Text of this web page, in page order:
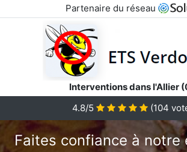
Partenaire du réseau
Interventions dans l'Allier
4.8/5
(104
Faites confiance à notre